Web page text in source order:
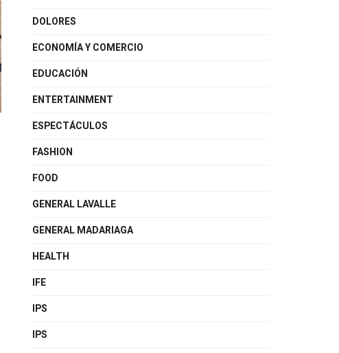
DOLORES
ECONOMÍA Y COMERCIO
EDUCACIÓN
ENTERTAINMENT
ESPECTÁCULOS
FASHION
FOOD
GENERAL LAVALLE
GENERAL MADARIAGA
HEALTH
IFE
IPS
IPS